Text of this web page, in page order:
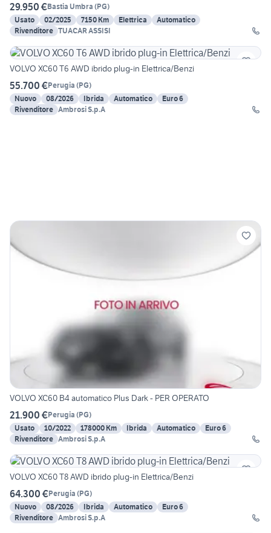
29.950 €Bastia Umbra (PG)
Usato
02/2025 7150 Km Elettrica
Automatico
Rivenditore TUACAR ASSISI
VOLVO XC60 T6 AWD ibrido plug-in Elettrica/Benzi
55.700 €Perugia (PG)
Nuovo
08/2026 Ibrida Automatico
Euro 6
Rivenditore Ambrosi S.p.A
VOLVO XC60 B4 automatico Plus Dark - PER OPERATO
21.900 €Perugia (PG)
Usato
10/2022 178000 Km Ibrida Automatico
Euro 6
Rivenditore Ambrosi S.p.A
VOLVO XC60 T8 AWD ibrido plug-in Elettrica/Benzi
64.300 €Perugia (PG)
Nuovo
08/2026 Ibrida Automatico
Euro 6
Rivenditore Ambrosi S.p.A